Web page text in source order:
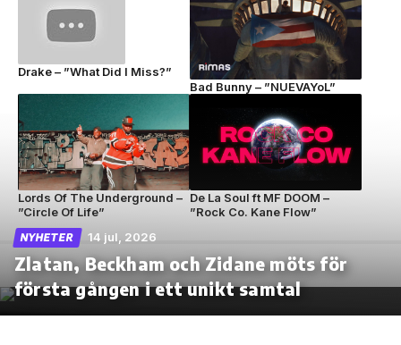
Drake – ”What Did I Miss?”
Bad Bunny – ”NUEVAYoL”
Lords Of The Underground –
”Circle Of Life”
De La Soul ft MF DOOM –
”Rock Co. Kane Flow”
NYHETER 14 jul, 2026
Zlatan, Beckham och Zidane möts för
första gången i ett unikt samtal